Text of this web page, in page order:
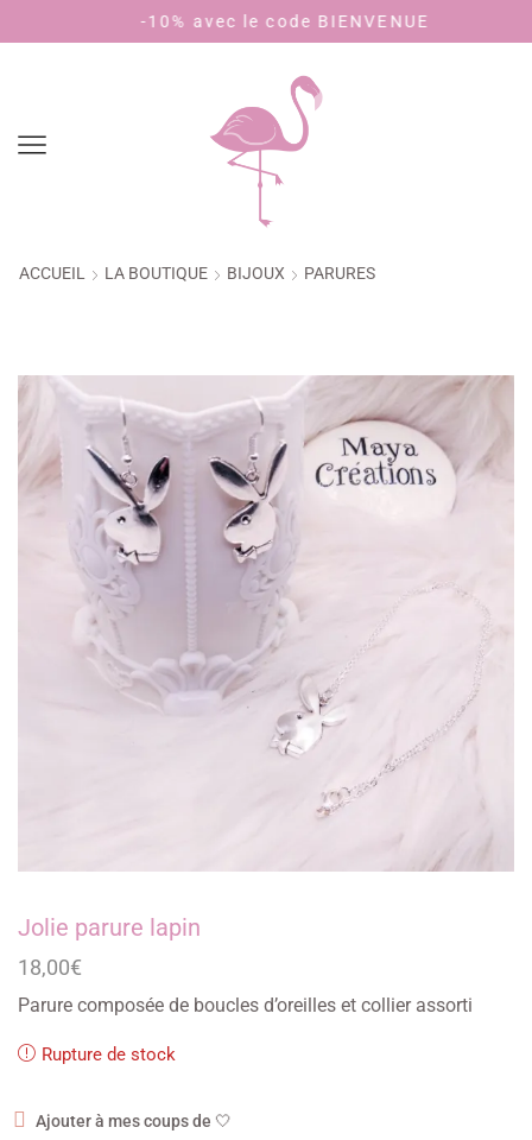
avec le code BIENVENUE Payez en
ACCUEIL LA BOUTIQUE BIJOUX PARURES
Jolie parure lapin
18,00€
Parure composée de boucles d’oreilles et collier assorti
Rupture de stock
Ajouter à mes coups de 🤍